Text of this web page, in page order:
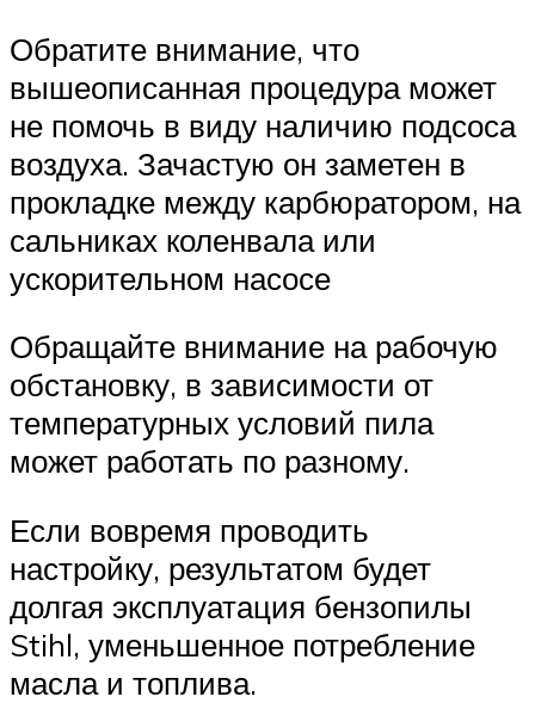
Обратите внимание, что
вышеописанная процедура может
не помочь в виду наличию подсоса
воздуха. Зачастую он заметен в
прокладке между карбюратором, на
сальниках коленвала или
ускорительном насосе
Обращайте внимание на рабочую
обстановку, в зависимости от
температурных условий пила
может работать по разному.
Если вовремя проводить
настройку, результатом будет
долгая эксплуатация бензопилы
Stihl, уменьшенное потребление
масла и топлива.